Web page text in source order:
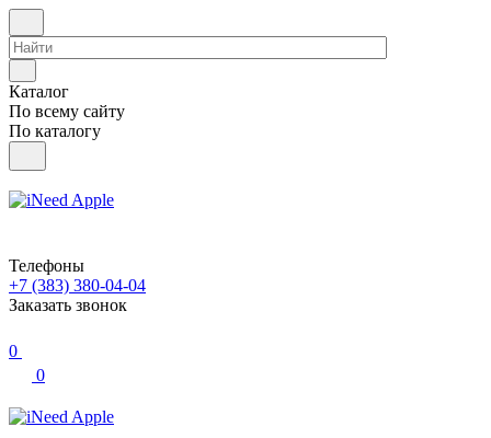
Каталог
По всему сайту
По каталогу
Телефоны
+7 (383) 380-04-04
Заказать звонок
0
0